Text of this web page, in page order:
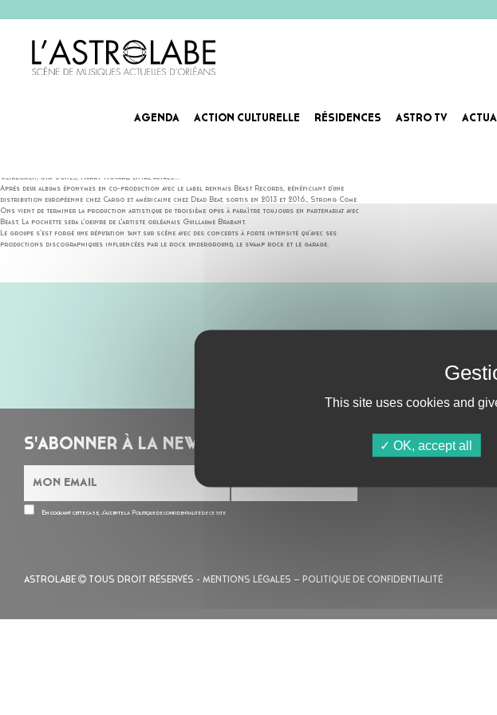
AGENDA ACTION CULTURELLE RÉSIDENCES ASTRO TV
Weirdomen, Jim Jones, Harry Howard, entre autres…
Après deux albums éponymes en co-production avec le label rennais Beast Records, bénéficiant d’une
distribution européenne chez Cargo et américaine chez Dead Beat, sortis en 2013 et 2016., Strong Come
Ons vient de terminer la production artistique du troisième opus à paraître toujours en partenariat avec
Beast. La pochette sera l’oeuvre de l’artiste orléanais Guillaume Brabant.
Le groupe s’est forgé une réputation tant sur scène avec des concerts à forte intensité qu’avec ses
productions discographiques influencées par le rock underground, le swamp rock et le garage.
S'ABONNER À LA NEWSLETTER
En cochant cette case, j’accepte la Politique de confidentialitéde ce site
ASTROLABE TOUS DROIT RÉSERVÉS - MENTIONS LÉGALES – POLITIQUE DE CONFIDENTIALITÉ
This site uses cookies and
OK, accept all